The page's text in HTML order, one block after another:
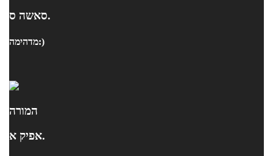
סאשה ס.
מדהימה:)
המורה
אפיק א.